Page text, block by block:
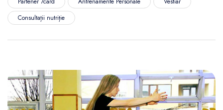
Consultații nutriție